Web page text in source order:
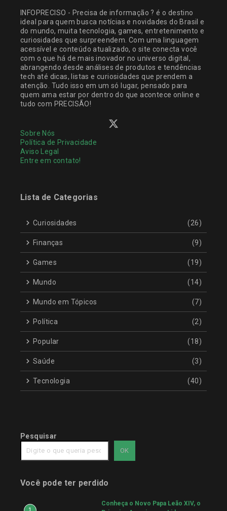
INFOPRECISO - Precisa de informação ? é o destino
ideal para quem busca notícias e novidades do Brasil e
do mundo, muita tecnologia, games, entretenimento e
curiosidades que surpreendem. Com uma linguagem
acessível e conteúdo atualizado, o site conecta você
com o que há de mais inovador no universo digital,
abrangendo desde análises de produtos e tendências
tech até dicas, listas e curiosidades que prendem a
atenção. Tudo isso em um só lugar, pensado para
quem ama estar por dentro do que acontece online e
tudo com PRECISÃO!
Sobre Nós
Política de Privacidade
Aviso Legal
Entre em contato!
Lista de Categorias
Curiosidades (26)
Finanças (9)
Games (19)
Mundo (14)
Mundo em Tópicos (7)
Política (2)
Popular (18)
Saúde (3)
Tecnologia (40)
Pesquisar
OK
Você pode ter perdido
Conheça o Novo Papa Leão XIV, o